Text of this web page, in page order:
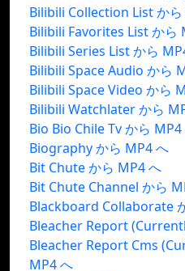
Bilibili Collection List か
Bilibili Favorites List から
Bilibili Series List から
Bilibili Space Audio から
Bilibili Space Video から
Bilibili Watchlater から
Bio Bio Chile Tv から MP4
Biography から MP4 へ
Bit Chute から MP4 へ
Bit Chute Channel から
Blackboard Collaborate
Bleacher Report
Bleacher Report Cms
MP4 へ